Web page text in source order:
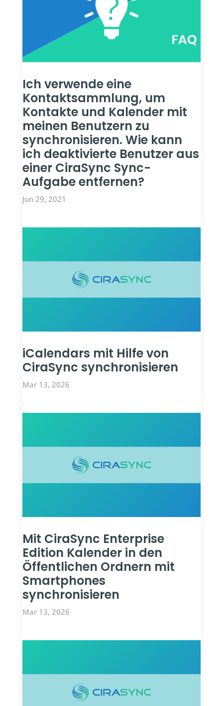
Ich verwende eine
Kontaktsammlung, um
Kontakte und Kalender mit
meinen Benutzern zu
synchronisieren. Wie kann
ich deaktivierte Benutzer aus
einer CiraSync Sync-
Aufgabe entfernen?
Jun 29, 2021
iCalendars mit Hilfe von
CiraSync synchronisieren
Mar 13, 2026
Mit CiraSync Enterprise
Edition Kalender in den
Öffentlichen Ordnern mit
Smartphones
synchronisieren
Mar 13, 2026